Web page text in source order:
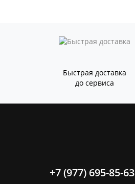
Быстрая доставка
до сервиса
+7 (977) 695-85-63